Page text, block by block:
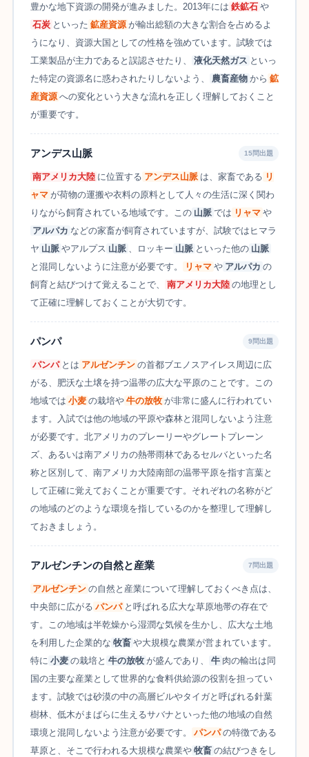
豊かな地下資源の開発が進みました。2013年には 鉄鉱石 や
石炭 といった 鉱産資源 が輸出総額の大きな割合を占めるよ
うになり、資源大国としての性格を強めています。試験では
工業製品が主力であると誤認させたり、
液化天然ガス といっ
た特定の資源名に惑わされたりしないよう、
農畜産物 から 鉱
産資源 への変化という大きな流れを正しく理解しておくこと
が重要です。
アンデス山脈 15問出題
南アメリカ大陸 に位置する アンデス山脈 は、家畜である リ
ャマ が荷物の運搬や衣料の原料として人々の生活に深く関わ
りながら飼育されている地域です。この 山脈 では リャマ や
アルパカ などの家畜が飼育されていますが、試験ではヒマラ
ヤ 山脈 やアルプス 山脈 、ロッキー 山脈 といった他の 山脈
と混同しないように注意が必要です。
リャマ や アルパカ の
飼育と結びつけて覚えることで、
南アメリカ大陸 の地理とし
て正確に理解しておくことが大切です。
パンパ 9問出題
パンパ とは アルゼンチン の首都ブエノスアイレス周辺に広
がる、肥沃な土壌を持つ温帯の広大な平原のことです。この
地域では 小麦 の栽培や 牛の放牧 が非常に盛んに行われてい
ます。入試では他の地域の平原や森林と混同しないよう注意
が必要です。北アメリカのプレーリーやグレートプレーン
ズ、あるいは南アメリカの熱帯雨林であるセルバといった名
称と区別して、南アメリカ大陸南部の温帯平原を指す言葉と
して正確に覚えておくことが重要です。それぞれの名称がど
の地域のどのような環境を指しているのかを整理して理解し
ておきましょう。
アルゼンチンの自然と産業 7問出題
アルゼンチン の自然と産業について理解しておくべき点は、
中央部に広がる パンパ と呼ばれる広大な草原地帯の存在で
す。この地域は半乾燥から湿潤な気候を生かし、広大な土地
を利用した企業的な 牧畜 や大規模な農業が営まれています。
特に 小麦 の栽培と 牛の放牧 が盛んであり、 牛 肉の輸出は同
国の主要な産業として世界的な食料供給源の役割を担ってい
ます。試験では砂漠の中の高層ビルやタイガと呼ばれる針葉
樹林、低木がまばらに生えるサバナといった他の地域の自然
環境と混同しないよう注意が必要です。
パンパ の特徴である
草原と、そこで行われる大規模な農業や 牧畜 の結びつきをし